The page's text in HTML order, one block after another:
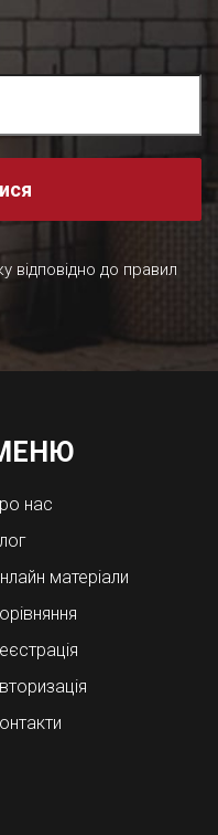
відповідно до правил
нас
матеріали